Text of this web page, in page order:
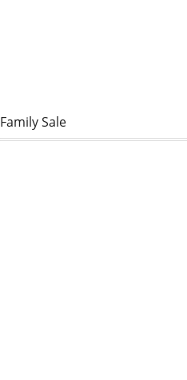
Family Sale